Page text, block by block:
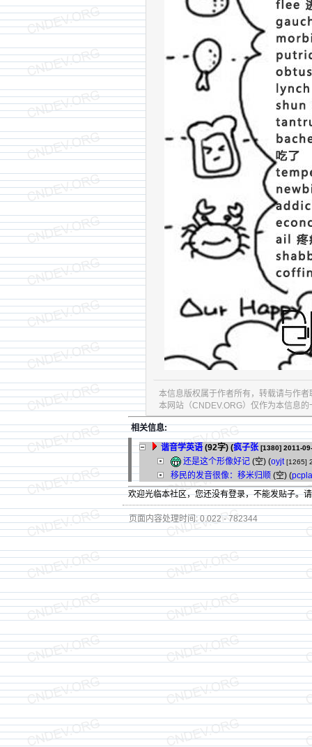
本信息版权属于作者所有，转载请与作
本网站（CNDEV.ORG）仅作为本信息
相关信息:
谐音学英语 (92字) (疯子张 [1380] 2011-
还是这个形像好记 (空) (oyjt [1265]
移民的发音很像：移米归顺 (空) (
欢迎光临本社区，您还没有登录，不能发贴子。
页面内容处理时间: 0.022 - 782344